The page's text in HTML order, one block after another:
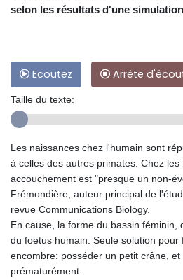
selon les résultats d'une
Ecoutez Arrête
Taille du texte:
Les naissances chez l'humain sont
à celles des autres primates. Chez
accouchement est "presque un non-
Frémondière, auteur principal de
revue Communications Biology.
En cause, la forme du bassin féminin,
du foetus humain. Seule solution pour
encombre: posséder un petit crâne,
prématurément.